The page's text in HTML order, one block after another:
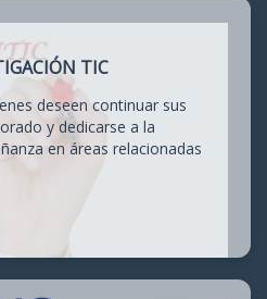
TIC
deseen continuar sus
y dedicarse a la
en áreas relacionadas